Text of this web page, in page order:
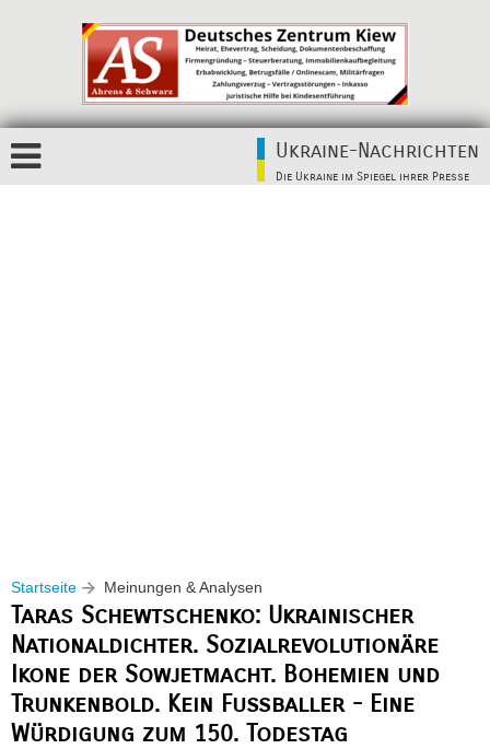
Ukraine-Nachrichten
Die Ukraine im Spiegel ihrer Presse
Startseite Meinungen & Analysen
Taras Schewtschenko: Ukrainischer
Nationaldichter. Sozialrevolutionäre
Ikone der Sowjetmacht. Bohemien und
Trunkenbold. Kein Fußballer - Eine
Würdigung zum 150. Todestag